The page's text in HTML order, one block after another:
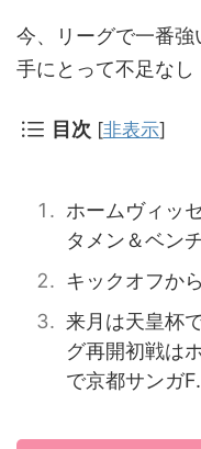
今、リーグで一番
手にとって不足なし
目次 [非表示]
ホームヴィッ
タメン＆ベン
キックオフか
来月は天皇杯
グ再開初戦は
で京都サンガ